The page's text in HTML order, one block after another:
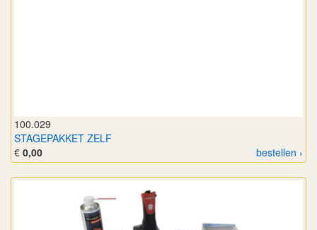
100.029
STAGEPAKKET ZELF
bestellen ›
€ 0,00